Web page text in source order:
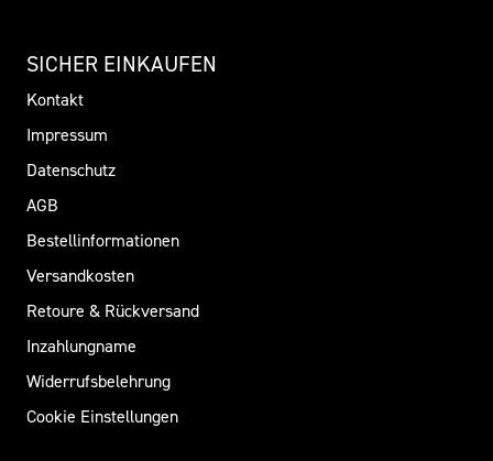
SICHER EINKAUFEN
Kontakt
Impressum
Datenschutz
AGB
Bestellinformationen
Versandkosten
Retoure & Rückversand
Inzahlungname
Widerrufsbelehrung
Cookie Einstellungen